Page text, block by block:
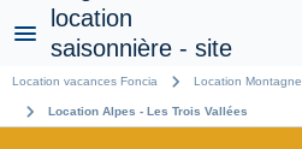
Menu
Location vacances Foncia chevron_right Location Montagne
chevron_right Location Alpes - Les Trois Vallées